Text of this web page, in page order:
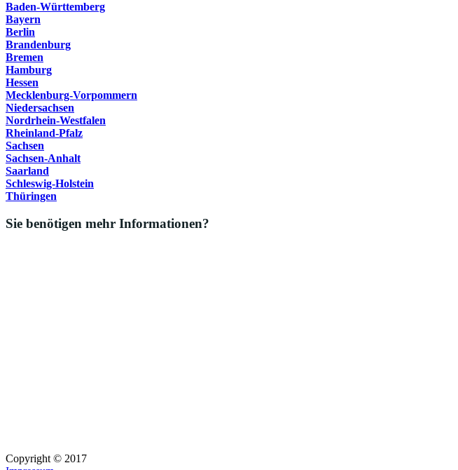
Baden-Württemberg
Bayern
Berlin
Brandenburg
Bremen
Hamburg
Hessen
Mecklenburg-Vorpommern
Niedersachsen
Nordrhein-Westfalen
Rheinland-Pfalz
Sachsen
Sachsen-Anhalt
Saarland
Schleswig-Holstein
Thüringen
Sie benötigen mehr Informationen?
Copyright © 2017